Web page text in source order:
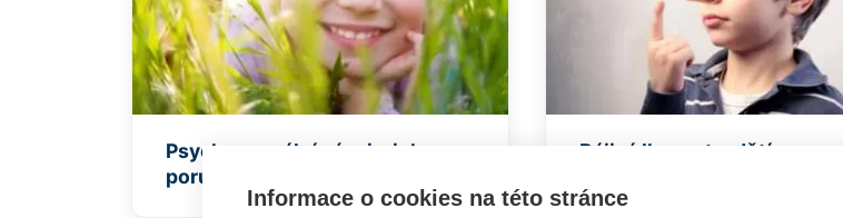
Psychosexuální vývoj a jeho
poruchy
Bájivá lhavost u dětí
Informace o cookies na této stránce